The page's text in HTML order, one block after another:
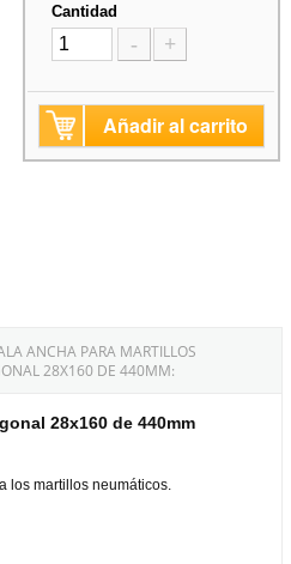
Cantidad
- +
Añadir al carrito
ANCHA PARA MARTILLOS
28X160 DE 440MM:
28x160 de 440mm
los martillos neumáticos.